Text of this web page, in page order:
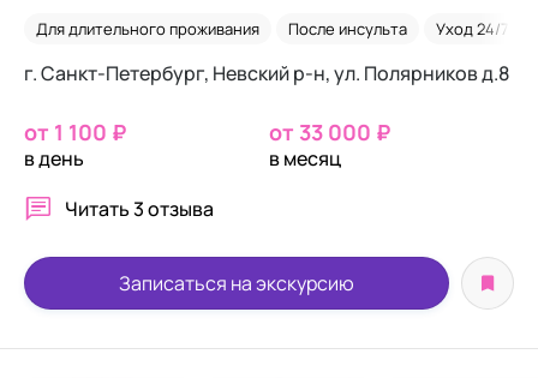
Для длительного проживания После инсульта Уход 24/7
г. Санкт-Петербург, Невский р-н, ул. Полярников д.8
от 1 100 ₽
в день
от 33 000 ₽
в месяц
Читать3 отзыва
Записаться на экскурсию